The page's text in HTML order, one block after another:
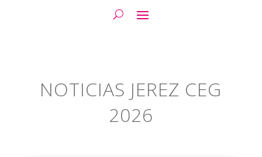
NOTICIAS JEREZ CEG
2026